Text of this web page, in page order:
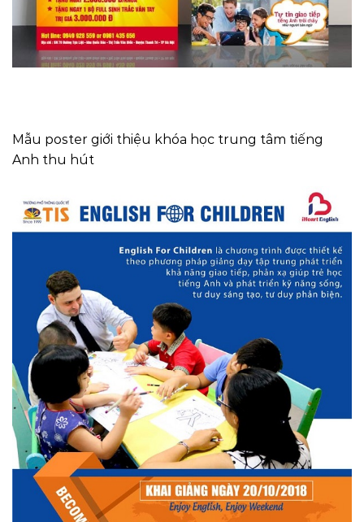
Mẫu poster giới thiệu khóa học trung tâm tiếng
Anh thu hút